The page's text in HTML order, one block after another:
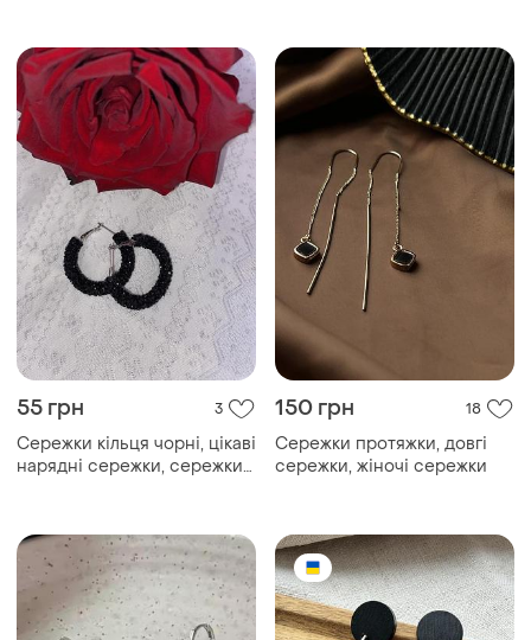
55 грн 3
Сережки кільця чорні, цікаві
нарядні сережки, сережки
150 грн 18
Сережки протяжки, довгі
сережки, жіночі сережки